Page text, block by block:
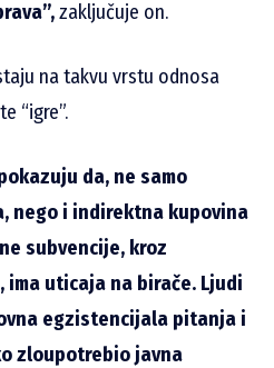
zaključuje on.
na takvu vrstu odnosa
“igre”.
da, ne samo
nego i indirektna kupovina
subvencije, kroz
uticaja na birače. Ljudi
egzistencijala pitanja i
zloupotrebio javna